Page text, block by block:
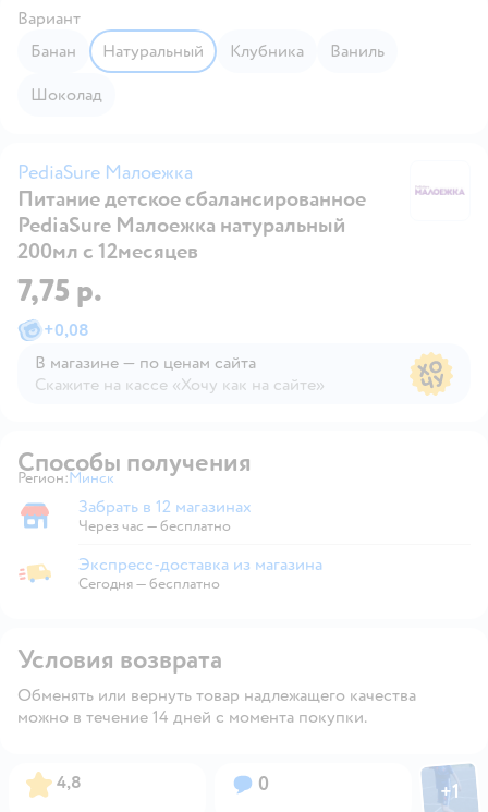
Вариант
банан
натуральный клубника
ваниль
шоколад
PediaSure Малоежка
Питание детское сбалансированное
PediaSure Малоежка натуральный
200мл с 12месяцев
7,75 р.
+0,08
В магазине — по ценам сайта
Скажите на кассе «Хочу как на сайте»
Способы получения
Регион: Выбор адреса доставки.
Минск
Забрать в магазине
Забрать в 12 магазинах
Через час — бесплатно
Экспресс-доставка из магазина
Экспресс-доставка из магазина
Сегодня—бесплатно
Условия возврата
Обменять или вернуть товар надлежащего качества
можно в течение 14 дней с момента покупки.
Рейтинг:
4,8 Вопросов:
0 Фото
+1